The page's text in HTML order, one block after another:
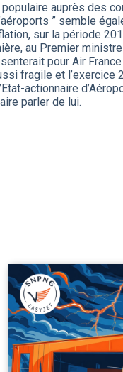
auprès des
” semble
sur la période
au Premier
pour Air
fragile et l’exercice
actionnaire
parler de lui.